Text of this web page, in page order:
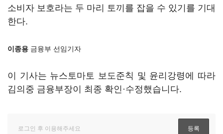
소비자 보호라는 두 마리 토끼를 잡을 수 있기를 기대
한다.
이종용 금융부 선임기자
이 기사는 뉴스토마토 보도준칙 및 윤리강령에 따라
김의중 금융부장이 최종 확인·수정했습니다.